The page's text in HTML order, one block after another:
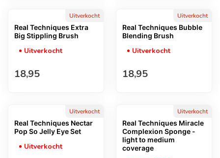
Uitverkocht
Real Techniques Extra
Big Stippling Brush
Uitverkocht
Normale prijs
18,95
Uitverkocht
Real Techniques Bubble
Blending Brush
Uitverkocht
Normale prijs
18,95
Uitverkocht
Real Techniques Nectar
Pop So Jelly Eye Set
Uitverkocht
Uitverkocht
Real Techniques Miracle
Complexion Sponge -
light to medium
coverage